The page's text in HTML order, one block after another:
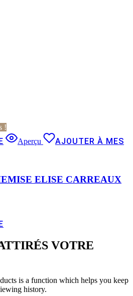
!
Aperçu
AJOUTER À MES
ELISE CARREAUX
VOTRE
is a function which helps you keep
history.